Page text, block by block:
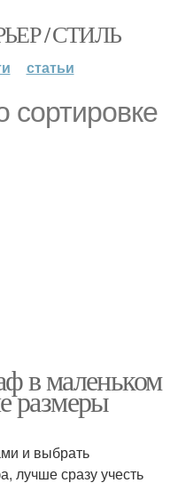
/ СТИЛЬ
статьи
сортировке
в маленьком
размеры
и выбрать
лучше сразу учесть